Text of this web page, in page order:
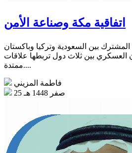
اتفاقية مكة وصناعة الأمن
المشترك بين السعودية وتركيا وباكستان
العسكري بين ثلاث دول تربطها علاقات
ممتدة....
فاطمة المزيني
25 صفر 1448 هـ